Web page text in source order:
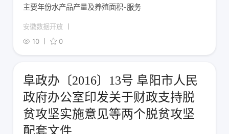
主要年份水产品产量及养殖面积-服务
安徽数据开放
10
0
阜政办〔2016〕13号 阜阳市人民
政府办公室印发关于财政支持脱
贫攻坚实施意见等两个脱贫攻坚
配套文件